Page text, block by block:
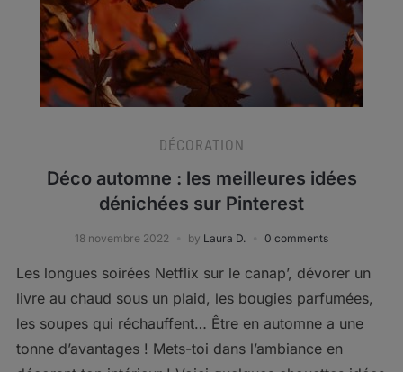
DÉCORATION
Déco automne : les meilleures idées
dénichées sur Pinterest
18 novembre 2022 by Laura D. 0 comments
Les longues soirées Netflix sur le canap’, dévorer un
livre au chaud sous un plaid, les bougies parfumées,
les soupes qui réchauffent… Être en automne a une
tonne d’avantages ! Mets-toi dans l’ambiance en